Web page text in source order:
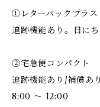
①レターパックプラス
追跡機能あり。日に
②宅急便コンパクト
追跡機能あり/補償あ
8:00 ～ 12:00